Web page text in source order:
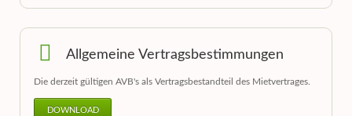
Allgemeine Vertragsbestimmungen
Die derzeit gültigen AVB's als Vertragsbestandteil des Mietvertrages.
DOWNLOAD